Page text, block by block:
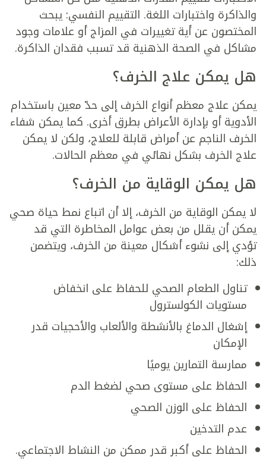
والذاكرة واختبارات اللغة. التقييم النفسي: يبحث
المختصون عن أية تغييرات في المزاج أو علامات وجود
مشاكل في الصحة الذهنية قد تسبب فقدان الذاكرة.
هل يمكن علاج الخرف؟
يمكن علاج معظم أنواع الخرف إلى حدّ معين باستخدام
الأدوية أو بإدارة الأعراض بطرق أخرى. كما يمكن شفاء
الخرف الناجم عن أمراض قابلة للعلاج، ولكن لا يمكن
علاج الخرف بشكل نهائي في معظم الحالات.
هل يمكن الوقاية من الخرف؟
لا يمكن الوقاية من الخرف، إلا أن اتباع نمط حياة صحي
يمكن أن يقلل من بعض عوامل المخاطرة التي قد
تؤدي إلى نشوء أشكال معينة من الخرف، ويتضمن
ذلك:
تناول الطعام الصحي للحفاظ على انخفاض
مستويات الكولسترول
إشغال الدماغ بالأنشطة والألعاب والأحجيات قدر
الإمكان
ممارسة التمارين يوميًا
الحفاظ على مستوى صحي لضغط الدم
الحفاظ على الوزن الصحي
عدم التدخين
الحفاظ على أكبر قدر ممكن من النشاط الاجتماعي.